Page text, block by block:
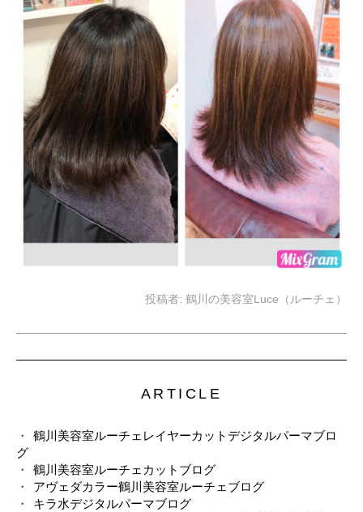
投稿者: 鶴川の美容室Luce（ルーチェ）
ARTICLE
鶴川美容室ルーチェレイヤーカットデジタルパーマブロ
グ
鶴川美容室ルーチェカットブログ
アヴェダカラー鶴川美容室ルーチェブログ
キラ水デジタルパーマブログ